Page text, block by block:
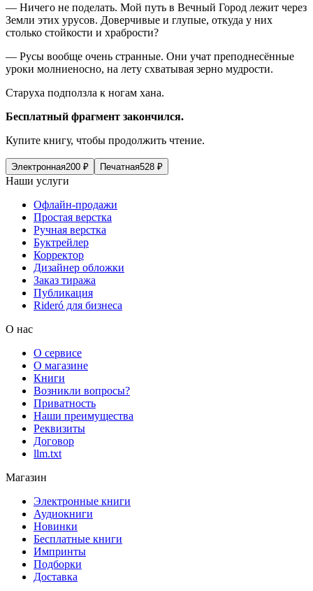
— Ничего не поделать. Мой путь в Вечный Город лежит через
Земли этих урусов. Доверчивые и глупые, откуда у них
столько стойкости и храбрости?
— Русы вообще очень странные. Они учат преподнесённые
уроки молниеносно, на лету схватывая зерно мудрости.
Старуха подползла к ногам хана.
Бесплатный фрагмент закончился.
Купите книгу, чтобы продолжить чтение.
Электронная200 ₽ Печатная528 ₽
Наши услуги
Офлайн-продажи
Простая верстка
Ручная верстка
Буктрейлер
Корректор
Дизайнер обложки
Заказ тиража
Публикация
Rideró для бизнеса
О нас
О сервисе
О магазине
Книги
Возникли вопросы?
Приватность
Наши преимущества
Реквизиты
Договор
llm.txt
Магазин
Электронные книги
Аудиокниги
Новинки
Бесплатные книги
Импринты
Подборки
Доставка